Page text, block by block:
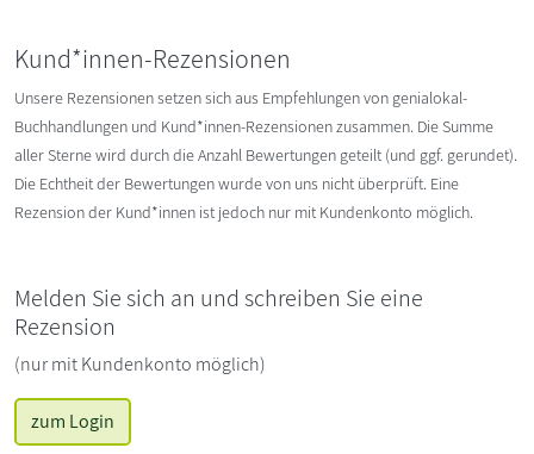
Kund*innen-Rezensionen
Unsere Rezensionen setzen sich aus Empfehlungen von genialokal-
Buchhandlungen und Kund*innen-Rezensionen zusammen. Die Summe
aller Sterne wird durch die Anzahl Bewertungen geteilt (und ggf. gerundet).
Die Echtheit der Bewertungen wurde von uns nicht überprüft. Eine
Rezension der Kund*innen ist jedoch nur mit Kundenkonto möglich.
Melden Sie sich an und schreiben Sie eine
Rezension
(nur mit Kundenkonto möglich)
zum Login